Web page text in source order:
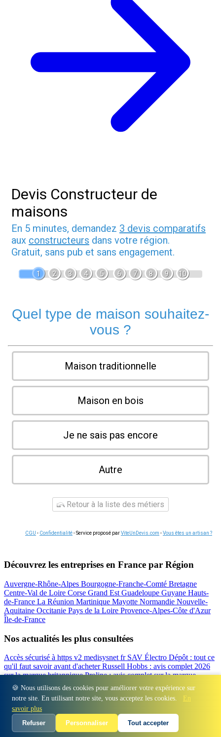
🍪 Nous utilisons des cookies pour améliorer votre expérience sur
notre site. En utilisant notre site, vous acceptez les cookies.
En
savoir plus
Refuser
Personnaliser Tout accepter
Devis Constructeur de
maisons
En 5 minutes, demandez 3 devis comparatifs
aux constructeurs dans votre région.
Gratuit, sans pub et sans engagement.
1 2 3 4 5 6 7 8 9 10
Quel type de maison souhaitez-
vous ?
Maison traditionnelle
Maison en bois
Je ne sais pas encore
Autre
Retour à la liste des métiers
CGU - Confidentialité- Service proposé parViteUnDevis.com -Vous êtes un artisan ?
Découvrez les entreprises en France par Région
Auvergne-Rhône-Alpes Bourgogne-Franche-Comté Bretagne
Centre-Val de Loire Corse Grand Est Guadeloupe Guyane Hauts-
de-France La Réunion Martinique Mayotte Normandie Nouvelle-
Aquitaine Occitanie Pays de la Loire Provence-Alpes-Côte d'Azur
Île-de-France
Nos actualités les plus consultées
Accès sécurisé à https v2 medisysnet fr SAV Électro Dépôt : tout ce
qu'il faut savoir avant d'acheterRussell Hobbs : avis complet 2026
sur la marque britanniqueProline : avis complet sur la marque
d'électroménager
Valberg avis 2026 : notre test complet de la
marqueBeko : Avis sur la marque turque d'électroménager
Régions - Départements - Villes - Entreprises - Marques Contact
Espace presse
© 2026 Auris Immo. Tous droits réservés.